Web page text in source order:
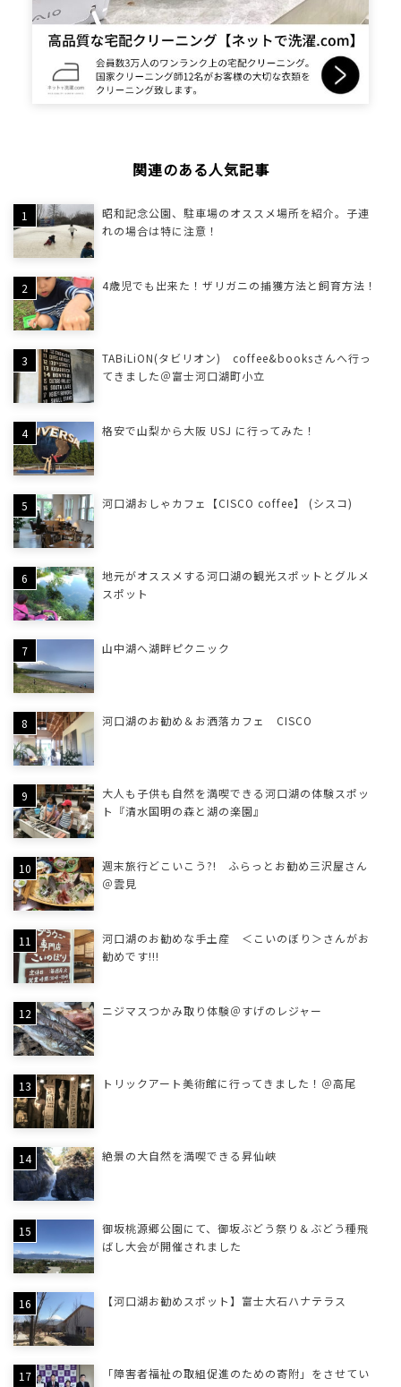
関連のある人気記事
昭和記念公園、駐車場のオススメ場所を紹介。子連
れの場合は特に注意！
4歳児でも出来た！ザリガニの捕獲方法と飼育方法！
TABiLiON(タビリオン) coffee&booksさんへ行っ
てきました＠富士河口湖町小立
格安で山梨から大阪 USJ に行ってみた！
河口湖おしゃカフェ【CISCO coffee】 (シスコ)
地元がオススメする河口湖の観光スポットとグルメ
スポット
山中湖へ湖畔ピクニック
河口湖のお勧め＆お洒落カフェ CISCO
大人も子供も自然を満喫できる河口湖の体験スポッ
ト『清水国明の森と湖の楽園』
週末旅行どこいこう?! ふらっとお勧め三沢屋さん
＠雲見
河口湖のお勧めな手土産 ＜こいのぼり＞さんがお
勧めです!!!
ニジマスつかみ取り体験＠すげのレジャー
トリックアート美術館に行ってきました！＠高尾
絶景の大自然を満喫できる昇仙峡
御坂桃源郷公園にて、御坂ぶどう祭り＆ぶどう種飛
ばし大会が開催されました
【河口湖お勧めスポット】富士大石ハナテラス
「障害者福祉の取組促進のための寄附」をさせてい